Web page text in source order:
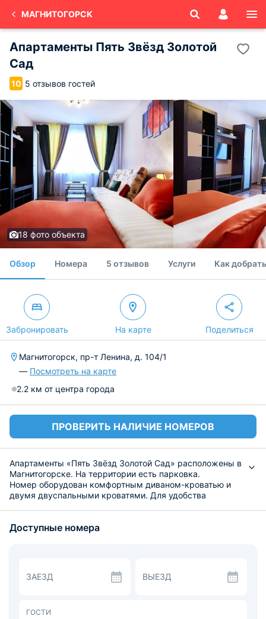
МАГНИТОГОРСК
Апартаменты Пять Звёзд Золотой
Сад
10 5 отзывов гостей
18 фото объекта
Обзор Номера 5 отзывов Услуги Как
Забронировать На карте Поделиться
Магнитогорск, пр-т Ленина, д. 104/1
— Посмотреть на карте
2.2 км от центра города
ПРОВЕРИТЬ НАЛИЧИЕ НОМЕРОВ
Апартаменты «Пять Звёзд Золотой Сад» расположены в
Магнитогорске. На территории есть парковка.
Номер оборудован комфортным диваном-кроватью и
двумя двуспальными кроватями. Для удобства
оснащен ЖК-телевизором и доступом в Интернет (Wi-
Стандартный кухонный гарнитур с набором посуды и
кухонными принадлежностями, для приготовления и
Расстояние до Международного аэропорта — 15 км., до
Доступные номера
ЗАЕЗД ВЫЕЗД
ГОСТИ